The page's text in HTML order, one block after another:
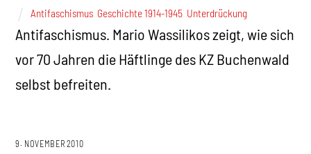
Antifaschismus Geschichte 1914-1945 Unterdrückung
Antifaschismus. Mario Wassilikos zeigt, wie sich
vor 70 Jahren die Häftlinge des KZ Buchenwald
selbst befreiten.
9. NOVEMBER 2010